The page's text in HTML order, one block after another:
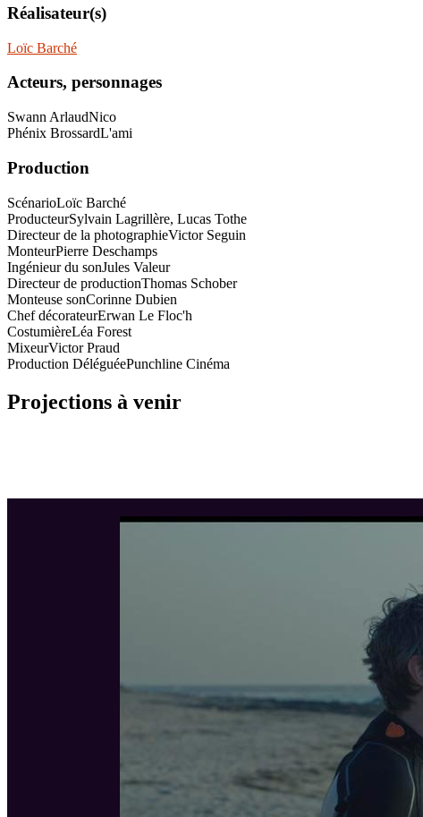
Réalisateur(s)
Loïc Barché
Acteurs, personnages
Swann ArlaudNico
Phénix BrossardL'ami
Production
ScénarioLoïc Barché
ProducteurSylvain Lagrillère, Lucas Tothe
Directeur de la photographieVictor Seguin
MonteurPierre Deschamps
Ingénieur du sonJules Valeur
Directeur de productionThomas Schober
Monteuse sonCorinne Dubien
Chef décorateurErwan Le Floc'h
CostumièreLéa Forest
MixeurVictor Praud
Production DéléguéePunchline Cinéma
Projections à venir